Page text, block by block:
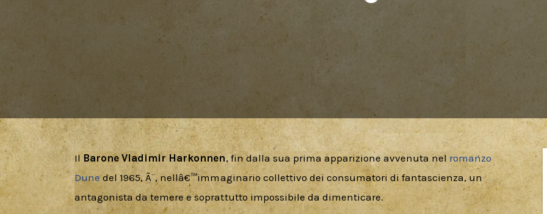
Il Barone Vladimir Harkonnen, fin dalla sua prima apparizione avvenuta nel romanzo
Dune del 1965, Ã¨, nellâ€™immaginario collettivo dei consumatori di fantascienza, un
antagonista da temere e soprattutto impossibile da dimenticare.